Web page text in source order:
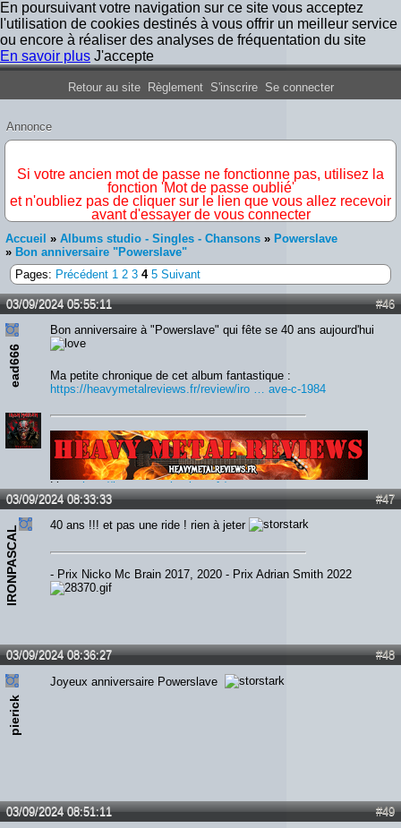
En poursuivant votre navigation sur ce site vous acceptez
l'utilisation de cookies destinés à vous offrir un meilleur service
ou encore à réaliser des analyses de fréquentation du site
En savoir plus J'accepte
Forum Iron Maiden France
Retour au site Règlement S'inscrire Se connecter
Annonce
Si votre ancien mot de passe ne fonctionne pas, utilisez la
fonction 'Mot de passe oublié'
et n'oubliez pas de cliquer sur le lien que vous allez recevoir
avant d'essayer de vous connecter
Accueil » Albums studio - Singles - Chansons » Powerslave
» Bon anniversaire "Powerslave"
Pages: Précédent 1 2 3 4 5 Suivant
#46
03/09/2024 05:55:11
ead666
Bon anniversaire à "Powerslave" qui fête se 40 ans aujourd'hui
Ma petite chronique de cet album fantastique :
https://heavymetalreviews.fr/review/iro … ave-c-1984
Lien :http://heavymetalreviews.fr/
#47
03/09/2024 08:33:33
IRONPASCAL 40 ans !!! et pas une ride ! rien à jeter
- Prix Nicko Mc Brain 2017, 2020 - Prix Adrian Smith 2022
#48
03/09/2024 08:36:27
pierick
Joyeux anniversaire Powerslave
#49
03/09/2024 08:51:11